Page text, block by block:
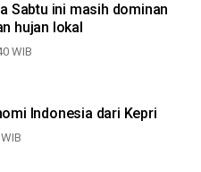
Sabtu ini masih dominan
hujan lokal
WIB
Indonesia dari Kepri